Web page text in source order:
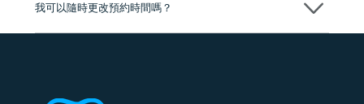
我可以隨時更改預約時間嗎？